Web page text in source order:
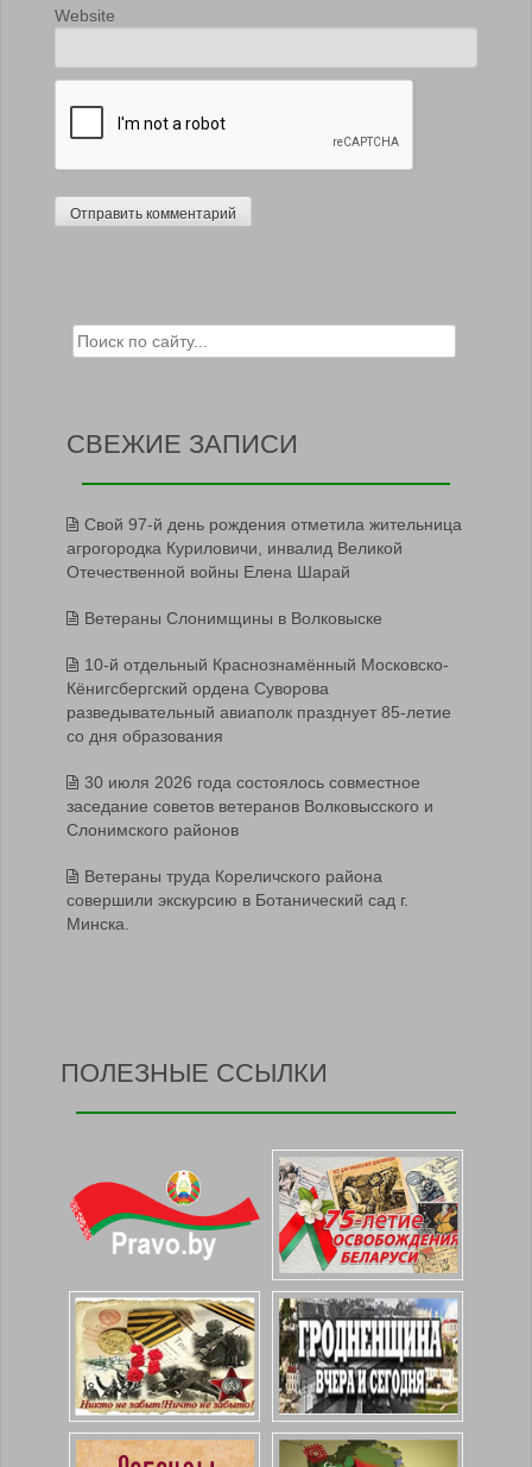
Website
Search for:
СВЕЖИЕ ЗАПИСИ
Свой 97-й день рождения отметила жительница
агрогородка Куриловичи, инвалид Великой
Отечественной войны Елена Шарай
Ветераны Слонимщины в Волковыске
10-й отдельный Краснознамённый Московско-
Кёнигсбергский ордена Суворова
разведывательный авиаполк празднует 85-летие
со дня образования
30 июля 2026 года состоялось совместное
заседание советов ветеранов Волковысского и
Слонимского районов
Ветераны труда Кореличского района
совершили экскурсию в Ботанический сад г.
Минска.
ПОЛЕЗНЫЕ ССЫЛКИ